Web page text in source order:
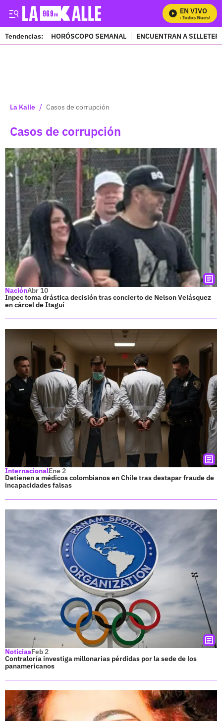
EN VIVO
Mira Todos Nuestros
Tendencias: HORÓSCOPO SEMANAL ENCUENTRAN A
La Kalle / Casos de corrupción
Casos de corrupción
NaciónAbr 10
Inpec toma drástica decisión tras concierto de Nelson Velásquez
en cárcel de Itaguí
InternacionalEne 2
Detienen a médicos colombianos en Chile tras destapar fraude de
incapacidades falsas
NoticiasFeb 2
Contraloría investiga millonarias pérdidas por la sede de los
panamericanos